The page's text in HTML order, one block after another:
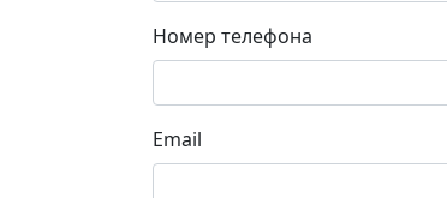
Номер телефона
Email